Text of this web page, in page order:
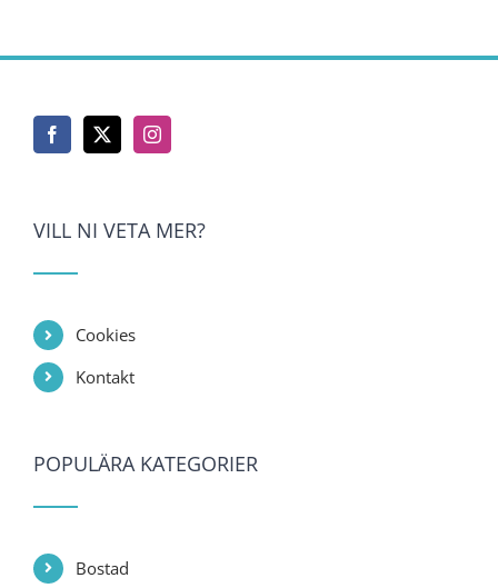
VILL NI VETA MER?
Cookies
Kontakt
POPULÄRA KATEGORIER
Bostad